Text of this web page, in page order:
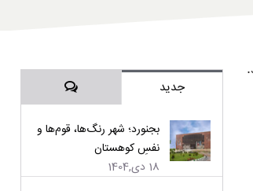
جدید دیدگاه‌ها
بجنورد؛ شهر رنگ‌ها، قوم‌ها و
نفسِ کوهستان
18 دی,1404